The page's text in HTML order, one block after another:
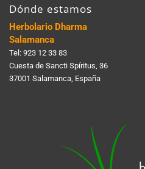
Dónde estamos
Herbolario Dharma
Salamanca
Tel: 923 12 33 83
Cuesta de Sancti Spí­ritus, 36
37001 Salamanca, España